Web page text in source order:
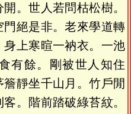
。世人若問枯松樹。
絕是非。老來學道轉
上寒暄一衲衣。一池
有餘。剛被世人知住
靜坐千山月。竹戶閒
。階前踏破綠苔紋。